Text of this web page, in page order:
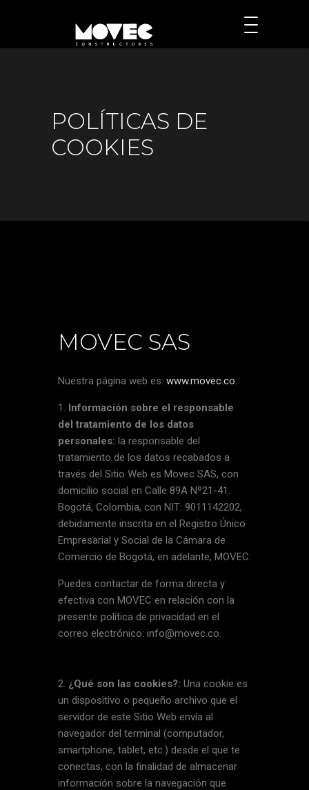
POLÍTICAS DE
COOKIES
MOVEC SAS
Nuestra página web es: www.movec.co.
Información sobre el responsable
del tratamiento de los datos
personales: la responsable del
tratamiento de los datos recabados a
través del Sitio Web es Movec SAS, con
domicilio social en Calle 89A Nº21-41.
Bogotá, Colombia, con NIT: 9011142202,
debidamente inscrita en el Registro Único
Empresarial y Social de la Cámara de
Comercio de Bogotá, en adelante, MOVEC.
Puedes contactar de forma directa y
efectiva con MOVEC en relación con la
presente política de privacidad en el
correo electrónico: info@movec.co.
¿Qué son las cookies?: Una cookie es
un dispositivo o pequeño archivo que el
servidor de este Sitio Web envía al
navegador del terminal (computador,
smartphone, tablet, etc.) desde el que te
conectas, con la finalidad de almacenar
información sobre la navegación que